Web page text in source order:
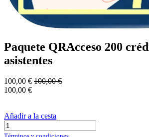
Paquete QRAcceso 200
asistentes
100,00 € 100,00€
100,00 €
Añadir a la cesta